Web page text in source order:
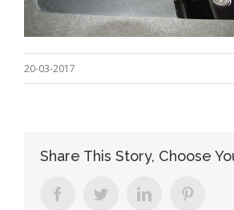
20-03-2017
Share This Story, Choose
facebook twitter linkedin